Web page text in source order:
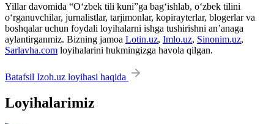
Yillar davomida “O‘zbek tili kuni”ga bag‘ishlab, o‘zbek tilini
o‘rganuvchilar, jurnalistlar, tarjimonlar, kopirayterlar, blogerlar va
boshqalar uchun foydali loyihalarni ishga tushirishni an’anaga
aylantirganmiz. Bizning jamoa Lotin.uz, Imlo.uz, Sinonim.uz,
Sarlavha.com loyihalarini hukmingizga havola qilgan.
Batafsil Izoh.uz loyihasi haqida
Loyihalarimiz